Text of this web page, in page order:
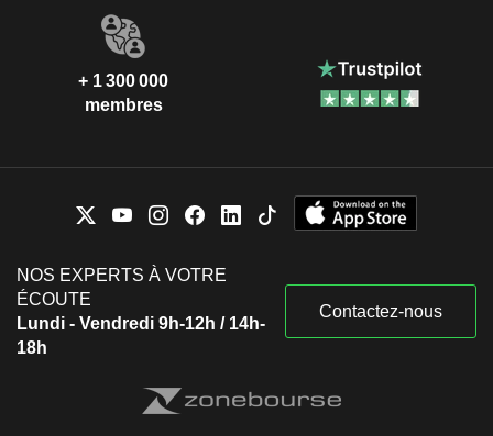
+ 1 300 000
membres
NOS EXPERTS À VOTRE
ÉCOUTE
Lundi - Vendredi 9h-12h / 14h-
18h
Contactez-nous